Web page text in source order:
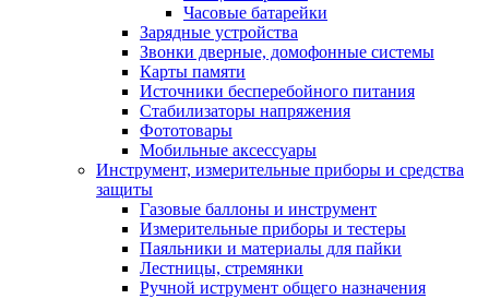
Часовые батарейки
Зарядные устройства
Звонки дверные, домофонные системы
Карты памяти
Источники бесперебойного питания
Стабилизаторы напряжения
Фототовары
Мобильные аксессуары
Инструмент, измерительные приборы и средства
защиты
Газовые баллоны и инструмент
Измерительные приборы и тестеры
Паяльники и материалы для пайки
Лестницы, стремянки
Ручной иструмент общего назначения